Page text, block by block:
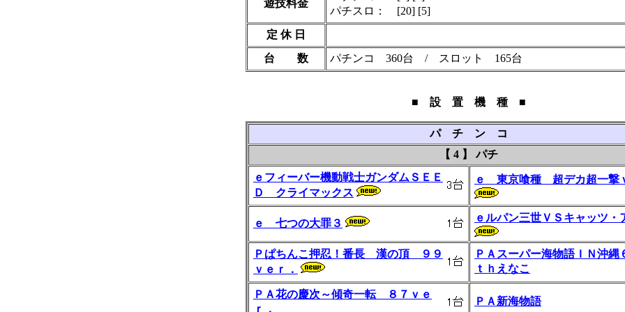
遊技料金
パチスロ： [20] [5]
定 休 日
台 数
パチンコ 360台 / スロット 165台
■ 設 置 機 種 ■
パ チ ン コ
【 4 】 パチ
ｅフィーバー機動戦士ガンダムＳＥＥ
Ｄ クライマックス
ｅ 東京喰種 超デカ超一撃
ｅ 七つの大罪３ ｅルパン三世ＶＳキャッツ・
Ｐぱちんこ押忍！番長 漢の頂 ９９
ｖｅｒ．
ＰＡスーパー海物語ＩＮ沖
ｔｈえなこ
ＰＡ花の慶次～傾奇一転 ８７ｖｅ
ｒ．
ＰＡ新海物語